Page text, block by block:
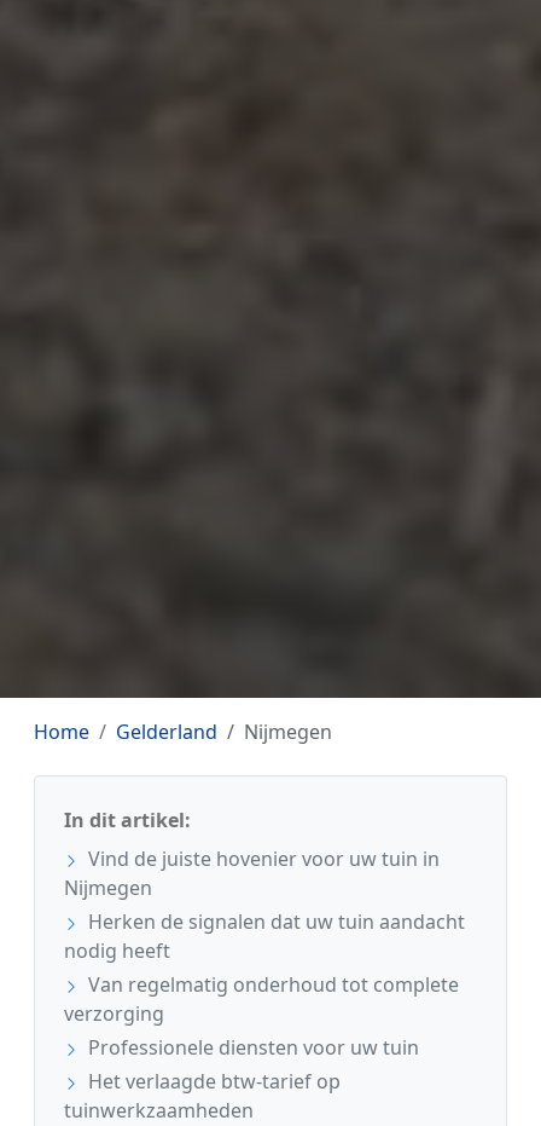
Home Gelderland Nijmegen
In dit artikel:
Vind de juiste hovenier voor uw tuin in
Nijmegen
Herken de signalen dat uw tuin aandacht
nodig heeft
Van regelmatig onderhoud tot complete
verzorging
Professionele diensten voor uw tuin
Het verlaagde btw-tarief op
tuinwerkzaamheden